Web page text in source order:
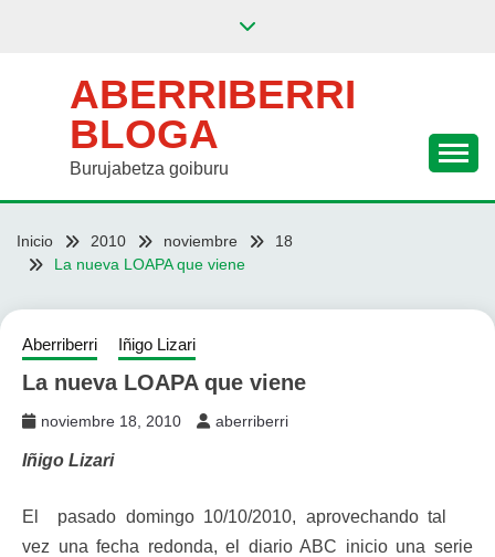
ABERRIBERRI
BLOGA
Burujabetza goiburu
Inicio 2010 noviembre
18
La nueva LOAPA que viene
Aberriberri Iñigo Lizari
La nueva LOAPA que viene
noviembre 18, 2010 aberriberri
Iñigo Lizari
El pasado domingo 10/10/2010, aprovechando tal
vez una fecha redonda, el diario ABC inicio una serie